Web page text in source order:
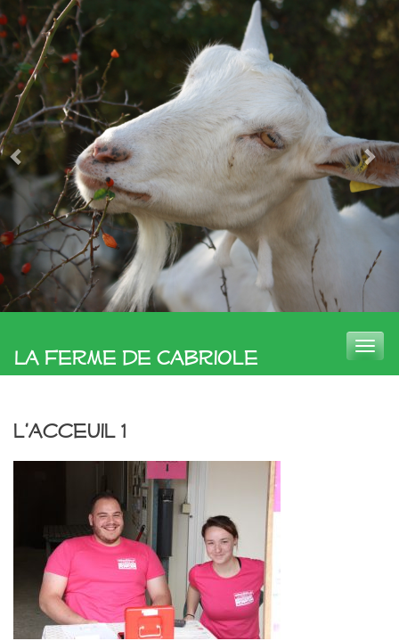
La Ferme de Cabriole
Toggle
l’acceuil 1